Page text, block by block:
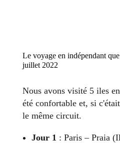
Le voyage en indépendant
juillet 2022
Nous avons visité 5 iles
été confortable et, si
le même circuit.
Jour 1 : Paris – Praia